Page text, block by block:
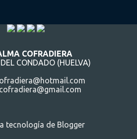
COFRADIERA
CONDADO (HUELVA)
tecnología de Blogger